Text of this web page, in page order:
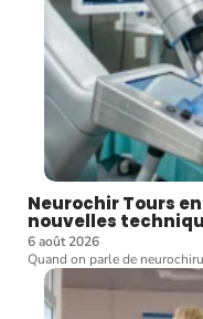
Neurochir Tours
nouvelles
6 août 2026
Quand on parle de